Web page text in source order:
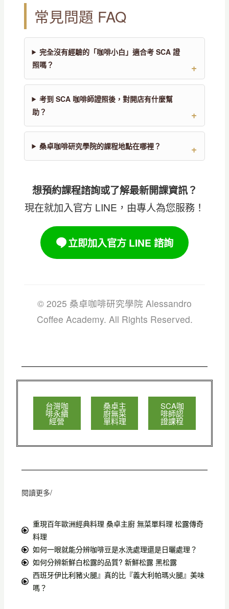
常見問題 FAQ
完全沒有經驗的「咖啡小白」適合考 SCA 證
照嗎？
考到 SCA 咖啡師證照後，對開店有什麼幫
助？
桑卓咖啡研究學院的課程地點在哪裡？
想預約課程諮詢或了解最新開課資訊？
現在就加入官方 LINE，由專人為您服務！
立即加入官方 LINE 諮詢
© 2025 桑卓咖啡研究學院 Alessandro
Coffee Academy. All Rights Reserved.
台灣咖
啡永續
經營
桑卓主
廚無菜
單料理
SCA咖
啡師認
證課程
閱讀更多/
重現百年歐洲經典料理 桑卓主廚 無菜單料理 松露傳奇
料理
如何一眼就能分辨咖啡豆是水洗處理還是日曬處理？
如何分辨新鮮白松露的品質? 新鮮松露 黑松露
西班牙伊比利豬火腿』真的比『義大利帕瑪火腿』美味
嗎？